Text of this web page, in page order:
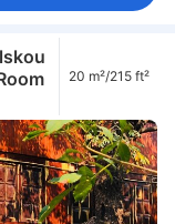
20 m²/215 ft²